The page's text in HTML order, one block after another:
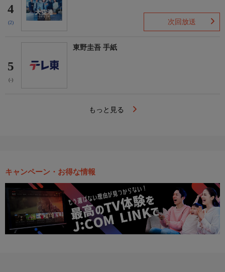
4
(2) 次回放送
5
(-)
東野圭吾 手紙
もっと見る
キャンペーン・お得な情報